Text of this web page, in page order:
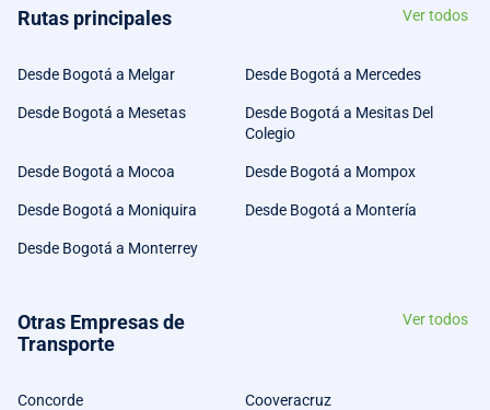
Rutas principales Ver todos
Desde Bogotá a Melgar Desde Bogotá a Mercedes
Desde Bogotá a Mesetas
Desde Bogotá a Mesitas Del
Colegio
Desde Bogotá a Mocoa Desde Bogotá a Mompox
Desde Bogotá a Moniquira Desde Bogotá a Montería
Desde Bogotá a Monterrey
Otras Empresas de
Transporte
Ver todos
Concorde Cooveracruz